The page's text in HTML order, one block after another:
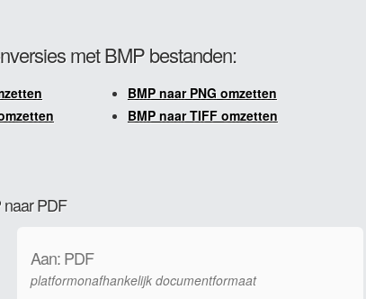
met BMP bestanden:
BMP naar PNG omzetten
BMP naar TIFF omzetten
naar PDF
Aan: PDF
platformonafhankelijk documentformaat